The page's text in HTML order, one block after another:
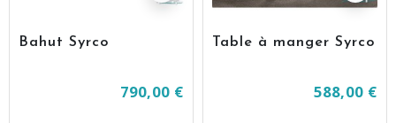
Bahut Syrco
790,00 €
Table à manger Syrco
588,00 €